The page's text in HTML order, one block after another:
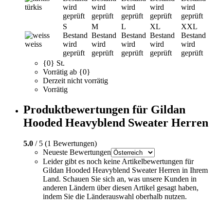
türkis
wird
geprüft
wird
geprüft
wird
geprüft
wird
geprüft
wird
geprüft
weiss
S
Bestand
wird
geprüft
M
Bestand
wird
geprüft
L
Bestand
wird
geprüft
XL
Bestand
wird
geprüft
XXL
Bestand
wird
geprüft
{0} St.
Vorrätig ab {0}
Derzeit nicht vorrätig
Vorrätig
Produktbewertungen für Gildan
Hooded Heavyblend Sweater Herren
5.0 / 5 (1 Bewertungen)
Neueste Bewertungen
Leider gibt es noch keine Artikelbewertungen für
Gildan Hooded Heavyblend Sweater Herren in Ihrem
Land. Schauen Sie sich an, was unsere Kunden in
anderen Ländern über diesen Artikel gesagt haben,
indem Sie die Länderauswahl oberhalb nutzen.